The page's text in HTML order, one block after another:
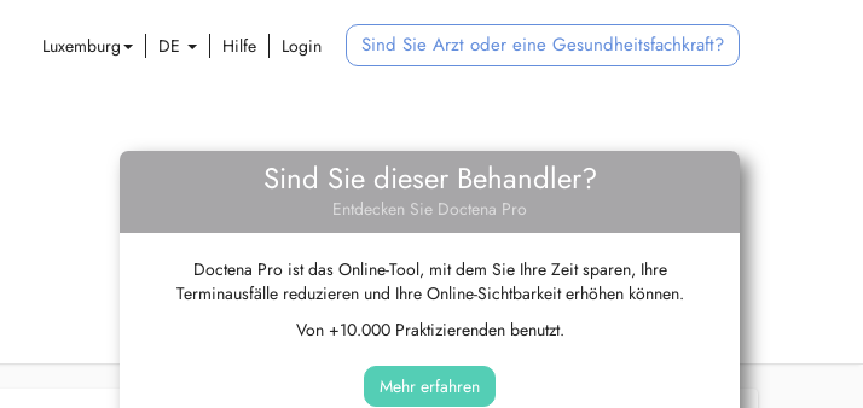
Luxemburg DE Hilfe Login Sind Sie Arzt oder eine Gesundheitsfachkraft?
Sind Sie dieser Behandler?
Entdecken Sie Doctena Pro
Doctena Pro ist das Online-Tool, mit dem Sie Ihre Zeit sparen, Ihre
Terminausfälle reduzieren und Ihre Online-Sichtbarkeit erhöhen können.
Von +10.000 Praktizierenden benutzt.
Mehr erfahren